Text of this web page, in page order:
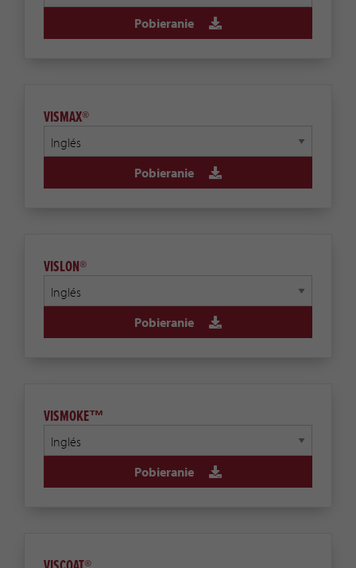
Pobieranie
VISMAX®
Pobieranie
VISLON®
Pobieranie
VISMOKE™
Pobieranie